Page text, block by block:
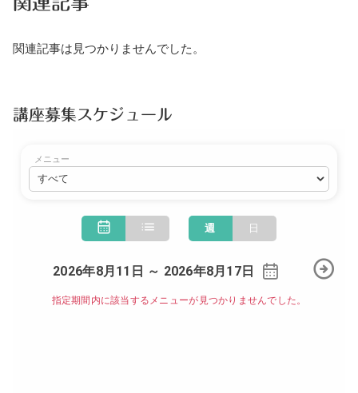
関連記事は見つかりませんでした。
講座募集スケジュール